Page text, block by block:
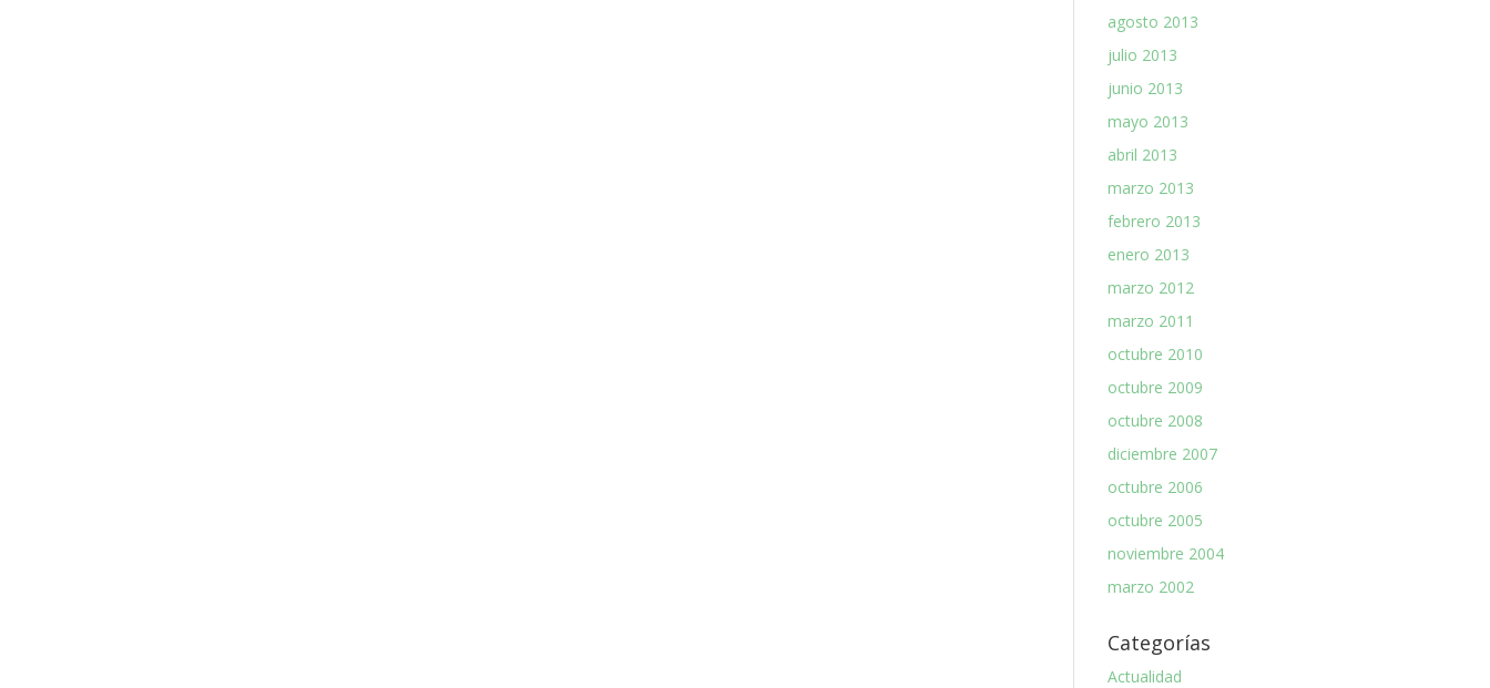
agosto 2013
julio 2013
junio 2013
mayo 2013
abril 2013
marzo 2013
febrero 2013
enero 2013
marzo 2012
marzo 2011
octubre 2010
octubre 2009
octubre 2008
diciembre 2007
octubre 2006
octubre 2005
noviembre 2004
marzo 2002
Categorías
Actualidad